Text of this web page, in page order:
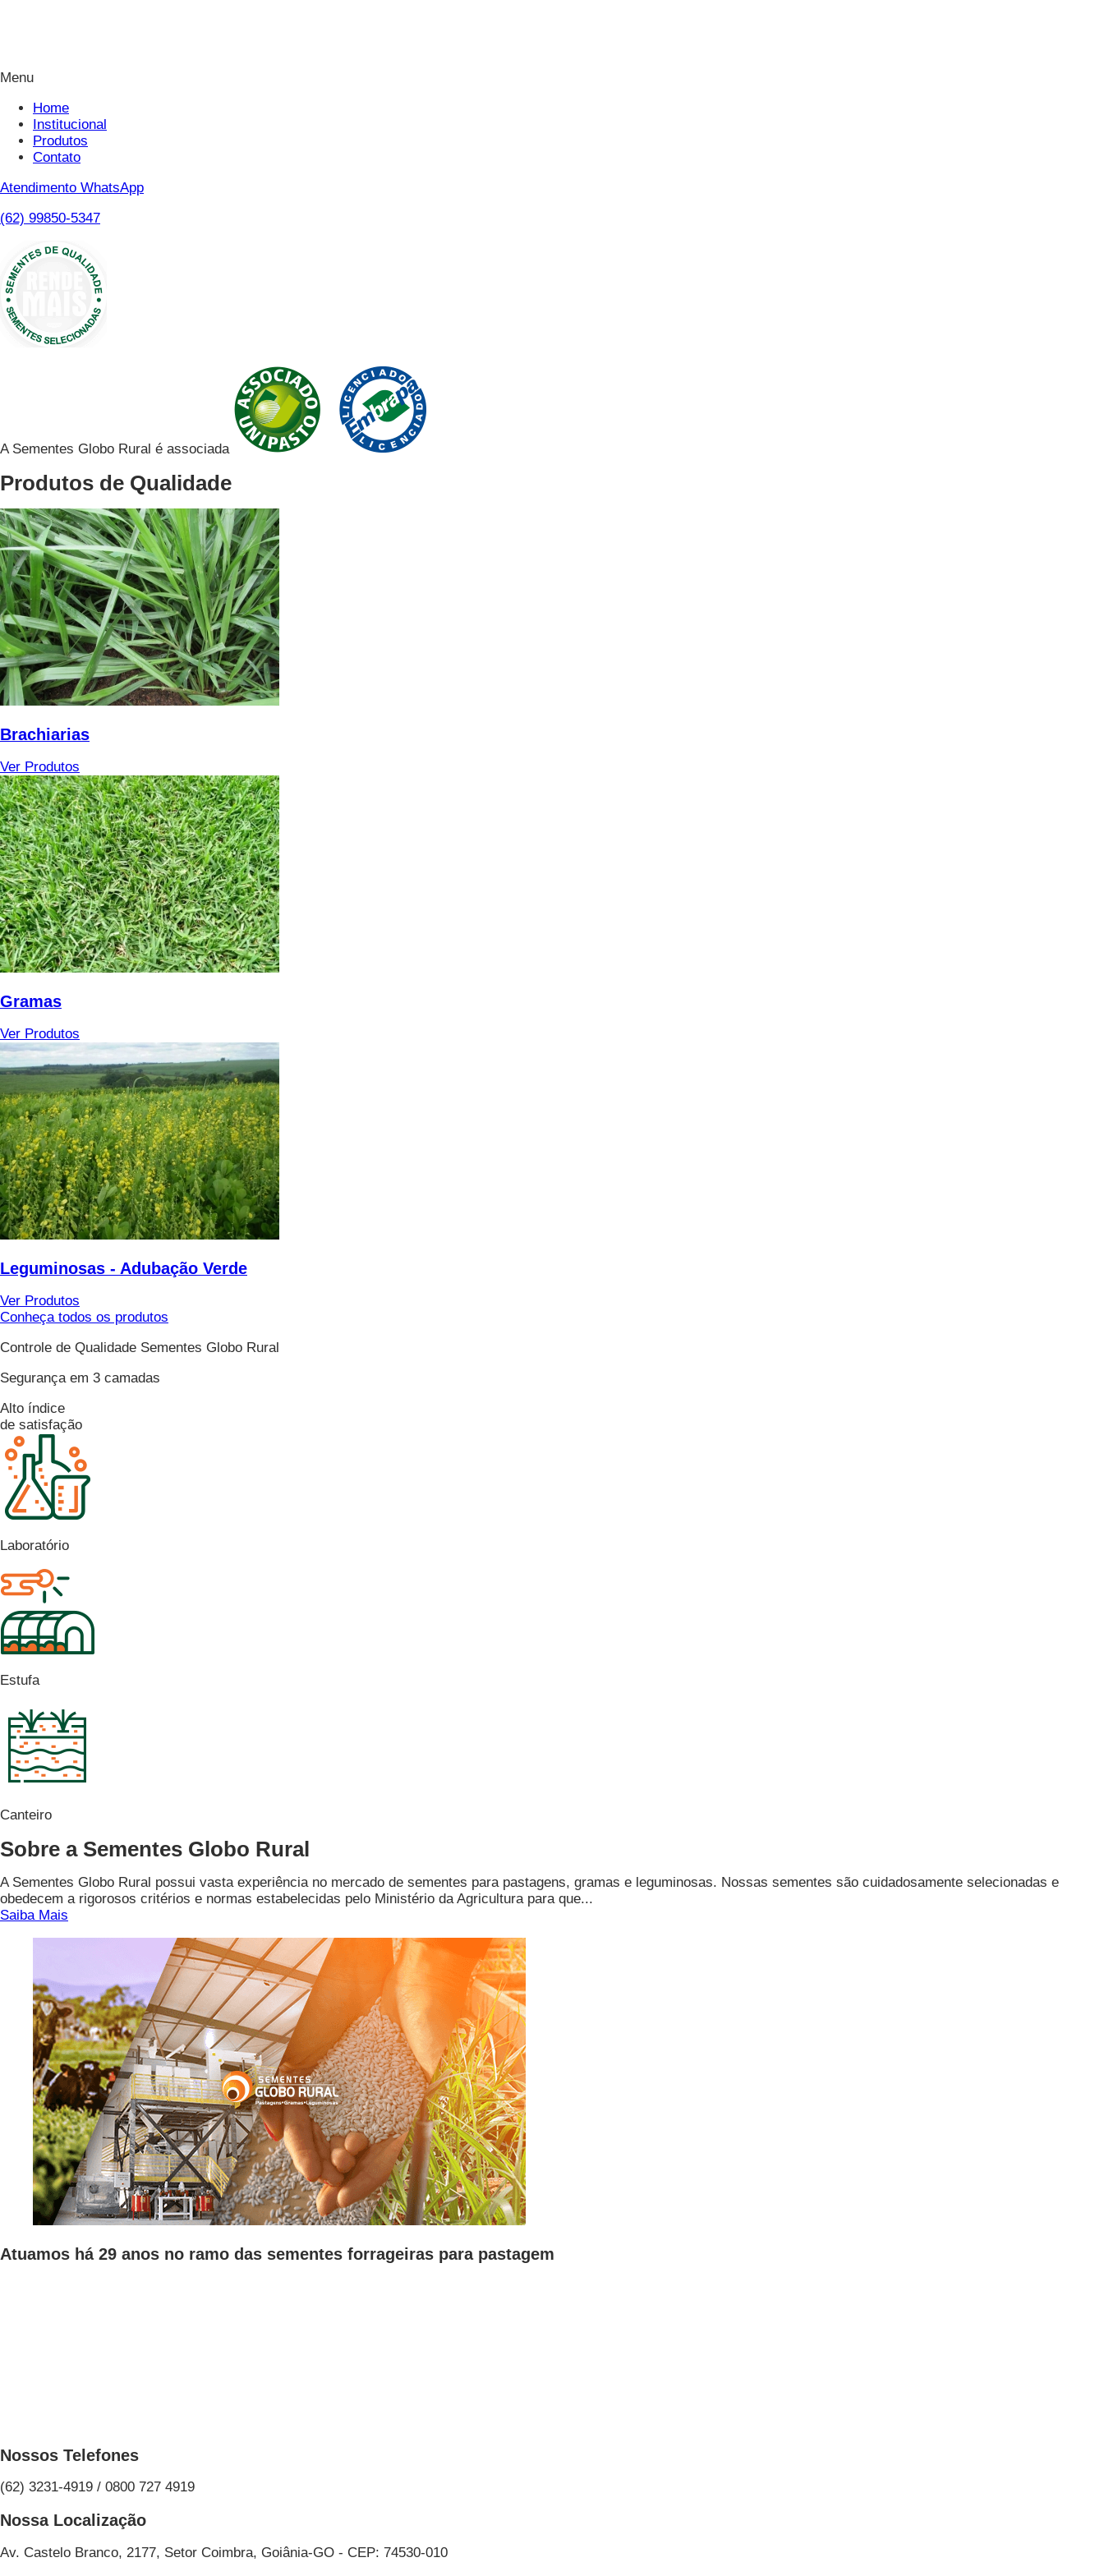
Menu
Home
Institucional
Produtos
Contato
Atendimento WhatsApp
(62) 99850-5347
A Sementes Globo Rural é associada
Produtos de Qualidade
Brachiarias
Ver Produtos
Gramas
Ver Produtos
Leguminosas - Adubação Verde
Ver Produtos
Conheça todos os produtos
Controle de Qualidade Sementes Globo Rural
Segurança em 3 camadas
Alto índice
de satisfação
Laboratório
Estufa
Canteiro
Sobre a Sementes Globo Rural
A Sementes Globo Rural possui vasta experiência no mercado de sementes para pastagens, gramas e leguminosas. Nossas sementes são cuidadosamente selecionadas e
obedecem a rigorosos critérios e normas estabelecidas pelo Ministério da Agricultura para que...
Saiba Mais
Atuamos há 29 anos no ramo das sementes forrageiras para pastagem
Nossos Telefones
(62) 3231-4919 / 0800 727 4919
Nossa Localização
Av. Castelo Branco, 2177, Setor Coimbra, Goiânia-GO - CEP: 74530-010